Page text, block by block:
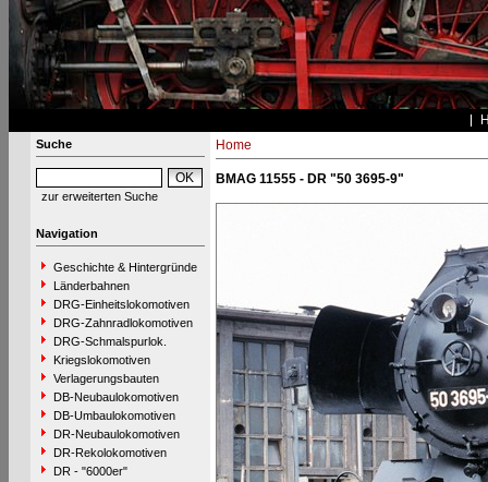
Suche
zur erweiterten Suche
Navigation
Geschichte & Hintergründe
Länderbahnen
DRG-Einheitslokomotiven
DRG-Zahnradlokomotiven
DRG-Schmalspurlok.
Kriegslokomotiven
Verlagerungsbauten
DB-Neubaulokomotiven
DB-Umbaulokomotiven
DR-Neubaulokomotiven
DR-Rekolokomotiven
DR - "6000er"
Home
BMAG 11555 - DR "50 3695-9"